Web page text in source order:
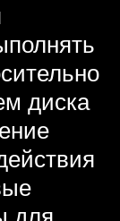
диска